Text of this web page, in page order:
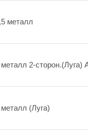
металл
2-сторон.(Луга)
(Луга)